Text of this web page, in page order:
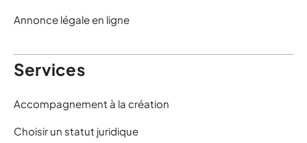
Annonce légale en ligne
Services
Accompagnement à la création
Choisir un statut juridique